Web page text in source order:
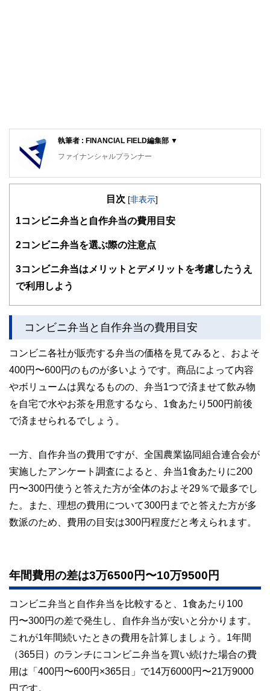
執筆者 : FINANCIAL FIELD編集部 ▼
ファイナンシャルプランナー
FinancialField編集部は、金融、経済に関する記事を、日々
知識がない方でも理解できるようわかりやすく発信していま
得者を中心に「お金や暮らし」に関する書籍・雑誌の編集経
験者で構成され、企画立案から記事掲載まですべての工程に
FinancialFieldの特徴は、ファイナンシャルプランナー、弁
ドバイザー、DCプランナー、公認会計士、社会保険労務
士、行政書士、投資アナリスト、キャリアコンサルタントな
ど150名以上の有資格者を執筆者・監修者として迎え、むず
をわかりやすく発信している点です。
このように編集経験豊富なメンバーと金融や経済に精通した
やすさはもちろんのこと、読み応えのあるコンテンツと確か
な情報発信を実現しています。
私たちは、快適でより良い生活のアイデアを提供するお金の
目次 [非表示]
1 コンビニ弁当と自作弁当の費用目安
2コンビニ弁当を選ぶ際の注意点
3コンビニ弁当はメリットとデメリットを考慮したうえ
で利用しよう
コンビニ弁当と自作弁当の費用目安
コンビニ各社が販売する弁当の価格を見てみると、およそ
400円〜600円のものが多いようです。商品によって内容
やボリュームは異なるものの、弁当1つで済ませて飲み物
を自宅で水やお茶を用意するなら、1食あたり500円前後
で済ませられるでしょう。
一方、自作弁当の費用ですが、全国農業協同組合連合会が
実施したアンケート調査によると、弁当1食あたりに200
円〜300円使うと答えた方が全体のおよそ29％で最多でし
た。また、理想の費用について300円までと答えた方が多
数派のため、費用の目安は300円程度だと考えられます。
年間費用の差は3万6500円〜10万9500円
コンビニ弁当と自作弁当を比較すると、1食あたり100
円〜300円の差で発生し、自作弁当が安いと分かります。
これが1年間続いたときの費用を計算しましょう。1年間
（365日）のランチにコンビニ弁当を買い続けた場合の費
用は「400円〜600円×365日」で14万6000円〜21万9000
円です。